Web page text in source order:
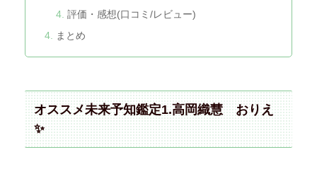
評価・感想(口コミ/レビュー)
まとめ
オススメ未来予知鑑定1.高岡織慧 おりえ
✨